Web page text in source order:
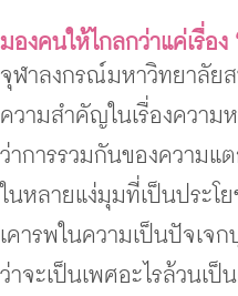
มองคนให้ไกลกว่าแค่เรื่อง
จุฬาลงกรณ์มหาวิทยาลัย
ความสำคัญในเรื่องความ
ว่าการรวมกันของความแ
ในหลายแง่มุมที่เป็นประโ
เคารพในความเป็นปัจเจ
ว่าจะเป็นเพศอะไรล้วนเ